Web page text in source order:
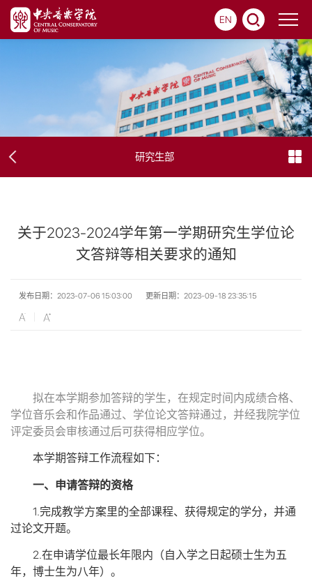
EN
研究生部
关于2023-2024学年第一学期研究生学位论
文答辩等相关要求的通知
发布日期：2023-07-06 15:03:00 更新日期：2023-09-18 23:35:15
拟在本学期参加答辩的学生，在规定时间内成绩合格、
学位音乐会和作品通过、学位论文答辩通过，并经我院学位
评定委员会审核通过后可获得相应学位。
本学期答辩工作流程如下：
一、申请答辩的资格
1.完成教学方案里的全部课程、获得规定的学分，并通
过论文开题。
2.在申请学位最长年限内（自入学之日起硕士生为五
年，博士生为八年）。